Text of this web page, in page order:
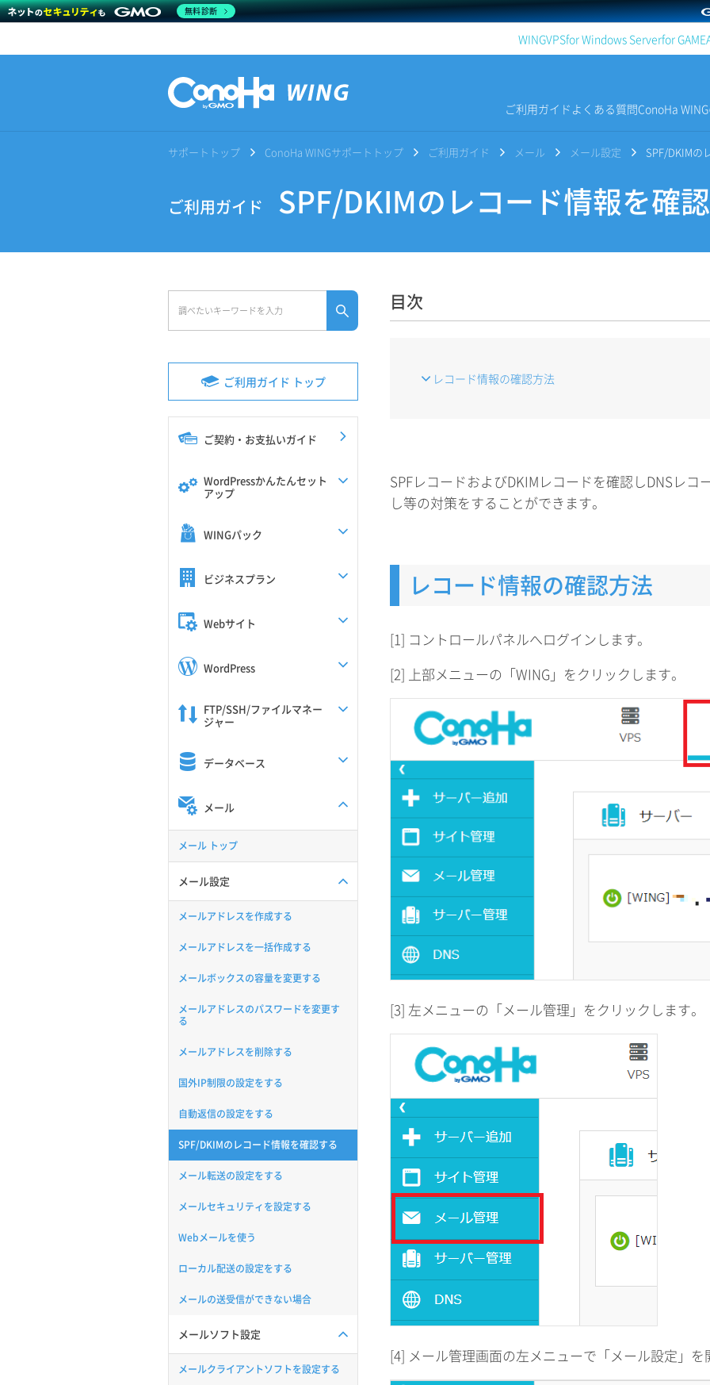
WINGVPSfor Windows Serverfor GAME
ご利用ガイド よくある質問ConoHa
サポートトップ ConoHa WINGサポートトップ ご利用ガイド メール メール設定 SPF/DKIMの
ご利用ガイド SPF/DKIMのレコード情報を確
ご利用ガイド トップ
ご契約・お支払いガイド
WordPressかんたんセット
アップ
WINGパック
ビジネスプラン
Webサイト
WordPress
FTP/SSH/ファイルマネー
ジャー
データベース
メール
メール トップ
メール設定
メールアドレスを作成する
メールアドレスを一括作成する
メールボックスの容量を変更する
メールアドレスのパスワードを変更す
る
メールアドレスを削除する
国外IP制限の設定をする
自動返信の設定をする
SPF/DKIMのレコード情報を確認する
メール転送の設定をする
メールセキュリティを設定する
Webメールを使う
ローカル配送の設定をする
メールの送受信ができない場合
メールソフト設定
メールクライアントソフトを設定する
目次
レコード情報の確認方法
SPFレコードおよびDKIMレコードを確認しDNSレコ
し等の対策をすることができます。
レコード情報の確認方法
[1] コントロールパネルへログインします。
[2] 上部メニューの「WING」をクリックします。
[3] 左メニューの「メール管理」をクリックします。
[4] メール管理画面の左メニューで「メール設定」を
無料診断